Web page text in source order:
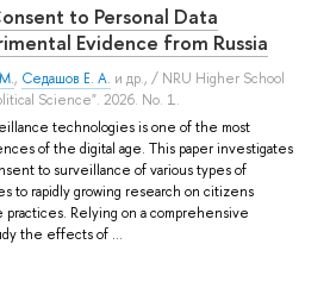
to Personal Data
Evidence from Russia
, Седашов Е. А. и др., / NRU Higher School
Science". 2026. No. 1.
technologies is one of the most
of the digital age. This paper investigates
to surveillance of various types of
to rapidly growing research on citizens
Relying on a comprehensive
the effects of ...